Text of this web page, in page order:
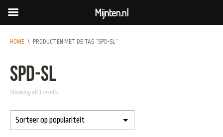
HOME \ PRODUCTEN MET DE TAG “SPD-SL”
SPD-SL
Showing all 3 results
Mijnten.nl